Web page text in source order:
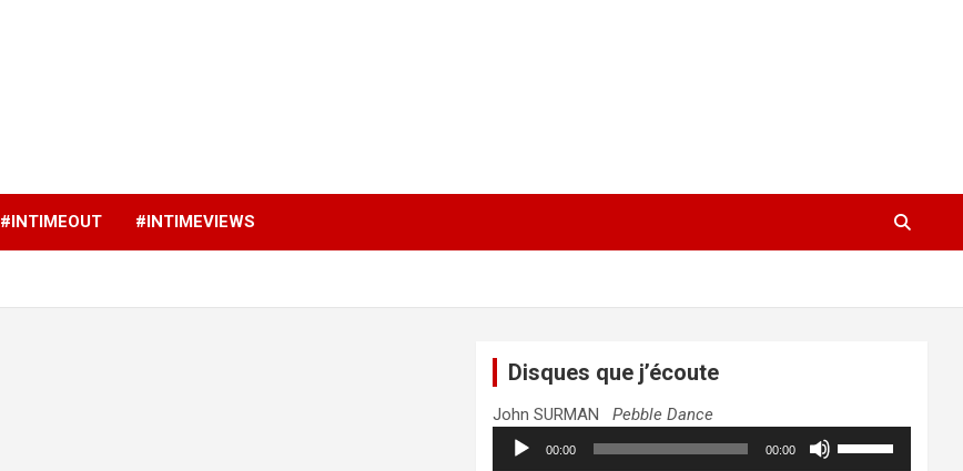
#INTIMEOUT #INTIMEVIEWS
Disques que j’écoute
John SURMANPebble Dance
Lecteur
audio
00:00 00:00